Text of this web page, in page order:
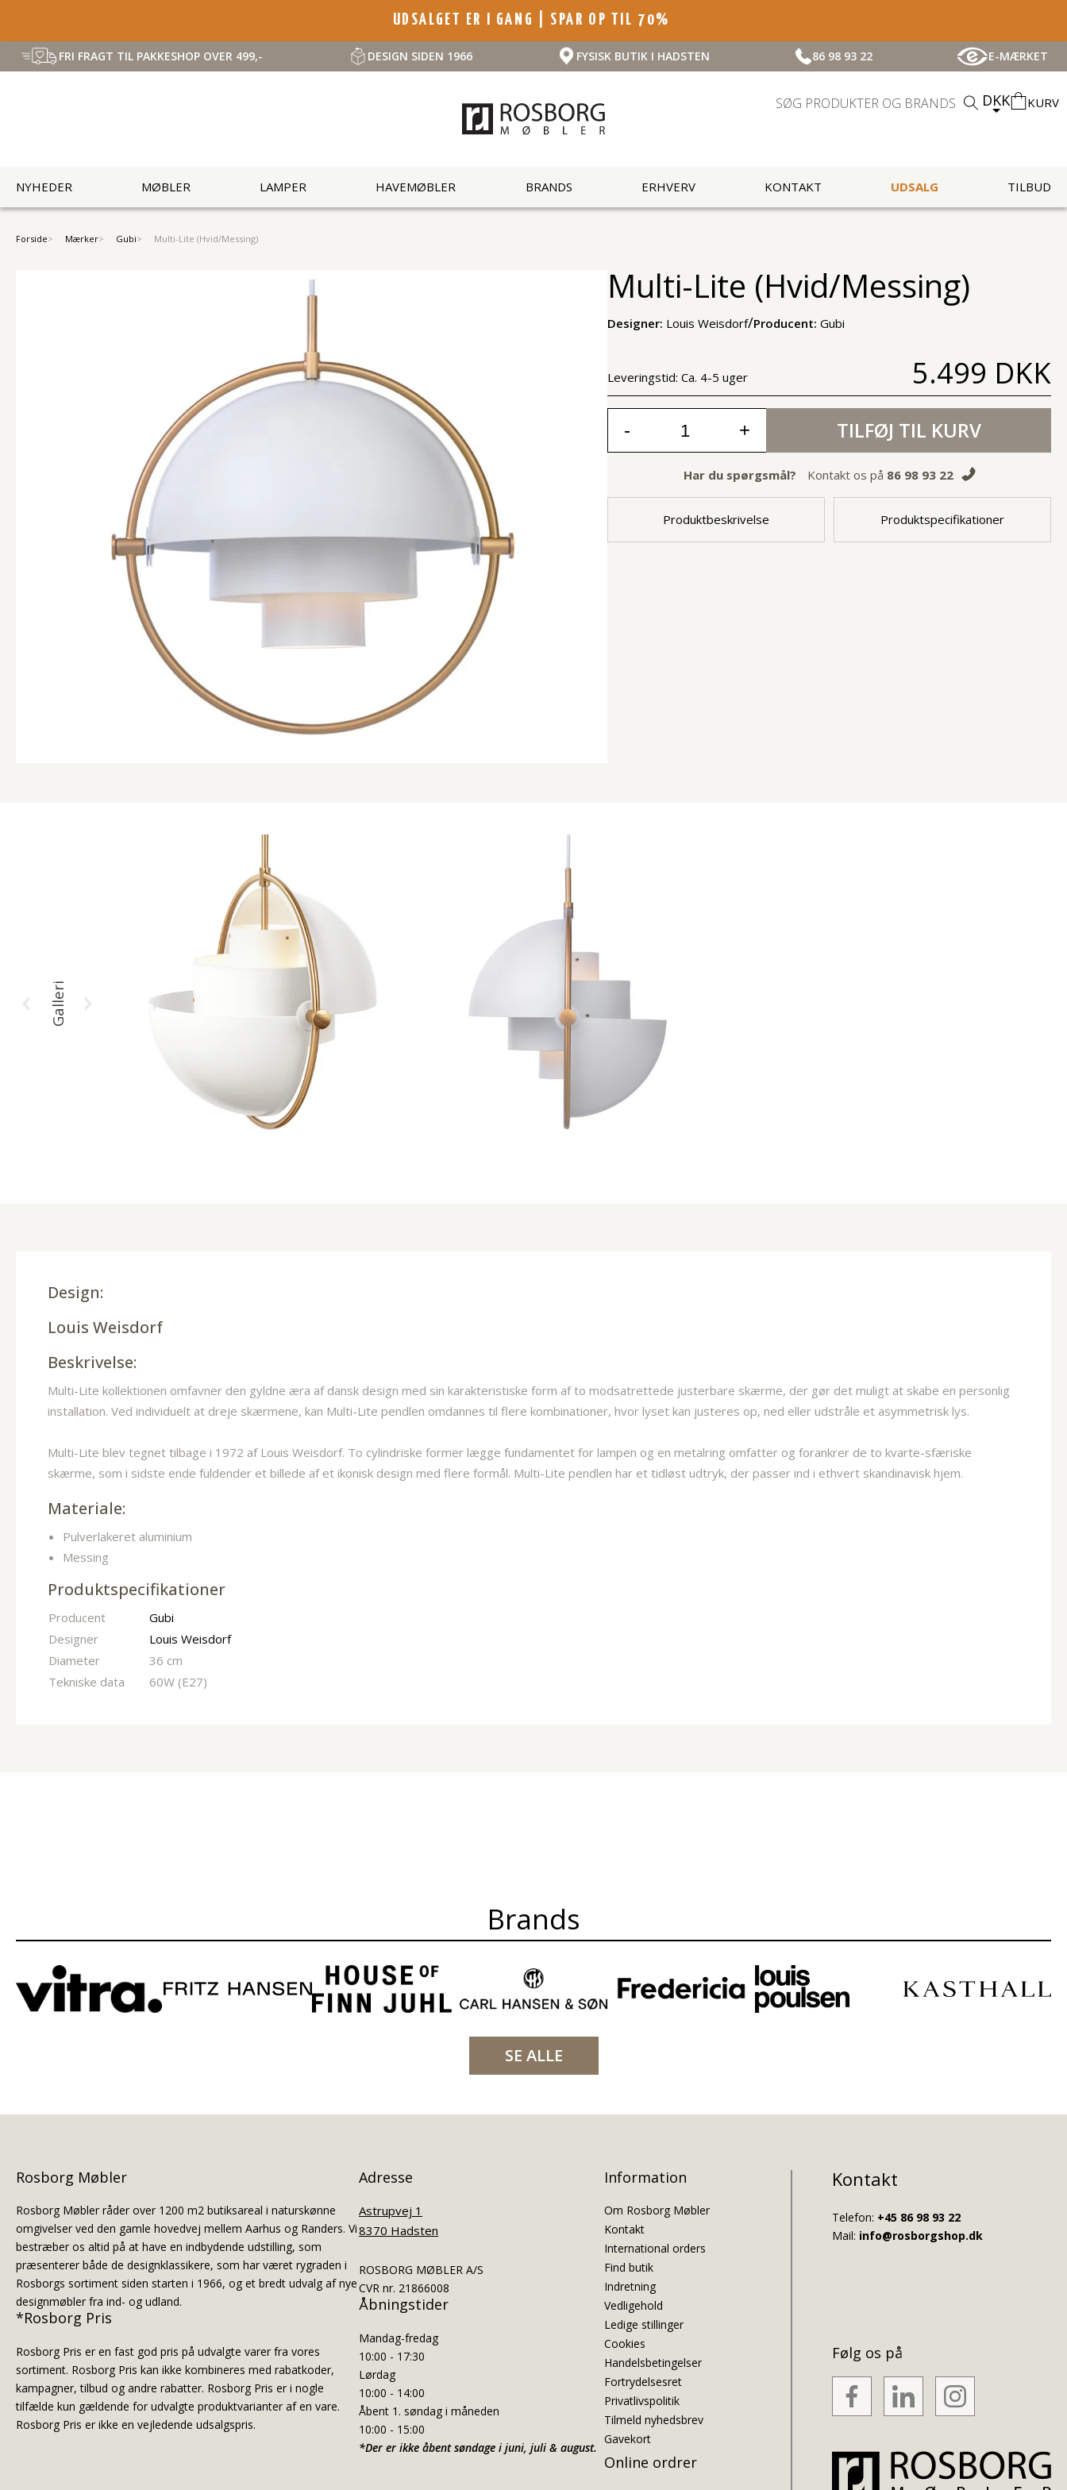
UDSALGET ER I GANG | SPAR OP TIL 70%
FRI FRAGT TIL PAKKESHOP OVER 499,- DESIGN SIDEN 1966 FYSISK BUTIK I HADSTEN 86 98 93 22 E-MÆRKET
DKK KURV
NYHEDER MØBLER LAMPER HAVEMØBLER BRANDS ERHVERV KONTAKT UDSALG TILBUD
Forside Mærker Gubi Multi-Lite (Hvid/Messing)
Multi-Lite (Hvid/Messing)
Designer: Louis Weisdorf/Producent:Gubi
Leveringstid:Ca. 4-5 uger 5.499 DKK
- + TILFØJ TIL KURV
Har du spørgsmål? Kontakt os på 86 98 93 22
Produktbeskrivelse Produktspecifikationer
Galleri
Design:
Louis Weisdorf
Beskrivelse:
Multi-Lite kollektionen omfavner den gyldne æra af dansk design med sin karakteristiske form af to modsatrettede justerbare skærme, der gør det muligt at skabe en personlig
installation. Ved individuelt at dreje skærmene, kan Multi-Lite pendlen omdannes til flere kombinationer, hvor lyset kan justeres op, ned eller udstråle et asymmetrisk lys.
Multi-Lite blev tegnet tilbage i 1972 af Louis Weisdorf. To cylindriske former lægge fundamentet for lampen og en metalring omfatter og forankrer de to kvarte-sfæriske
skærme, som i sidste ende fuldender et billede af et ikonisk design med flere formål. Multi-Lite pendlen har et tidløst udtryk, der passer ind i ethvert skandinavisk hjem.
Materiale:
Pulverlakeret aluminium
Messing
Produktspecifikationer
Producent
Gubi
Designer
Louis Weisdorf
Diameter
36 cm
Tekniske data
60W (E27)
Brands
SE ALLE
Rosborg Møbler
Rosborg Møbler råder over 1200 m2 butiksareal i naturskønne
omgivelser ved den gamle hovedvej mellem Aarhus og Randers. Vi
bestræber os altid på at have en indbydende udstilling, som
præsenterer både de designklassikere, som har været rygraden i
Rosborgs sortiment siden starten i 1966, og et bredt udvalg af nye
designmøbler fra ind- og udland.
*Rosborg Pris
Rosborg Pris er en fast god pris på udvalgte varer fra vores
sortiment. Rosborg Pris kan ikke kombineres med rabatkoder,
kampagner, tilbud og andre rabatter. Rosborg Pris er i nogle
tilfælde kun gældende for udvalgte produktvarianter af en vare.
Rosborg Pris er ikke en vejledende udsalgspris.
Adresse
Astrupvej 1
8370 Hadsten
ROSBORG MØBLER A/S
CVR nr. 21866008
Åbningstider
Mandag-fredag
10:00 - 17:30
Lørdag
10:00 - 14:00
Åbent 1. søndag i måneden
10:00 - 15:00
*Der er ikke åbent søndage i juni, juli & august.
Information
Om Rosborg Møbler
Kontakt
International orders
Find butik
Indretning
Vedligehold
Ledige stillinger
Cookies
Handelsbetingelser
Fortrydelsesret
Privatlivspolitik
Tilmeld nyhedsbrev
Gavekort
Online ordrer
Kontakt
Telefon: +45 86 98 93 22
Mail: info@rosborgshop.dk
Følg os på